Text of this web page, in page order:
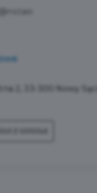
2, 33-300 Nowy Sącz